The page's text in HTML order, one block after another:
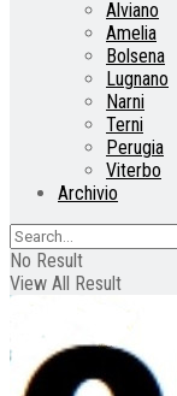
Alviano
Amelia
Bolsena
Lugnano
Narni
Terni
Perugia
Viterbo
Archivio
No Result
View All Result